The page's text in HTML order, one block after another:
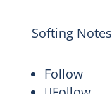
Softing Notes
Follow